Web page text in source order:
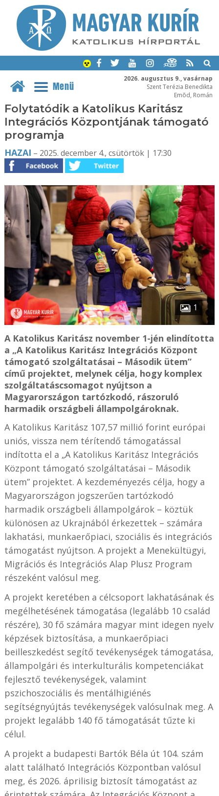
2026. augusztus 9., vasárnap
Szent Terézia Benedikta
Emõd, Román
Menü
Folytatódik a Katolikus Karitász
Integrációs Központjának támogató
programja
HAZAI – 2025. december 4., csütörtök | 17:30
1
A Katolikus Karitász november 1-jén elindította
a „A Katolikus Karitász Integrációs Központ
támogató szolgáltatásai – Második ütem”
című projektet, melynek célja, hogy komplex
szolgáltatáscsomagot nyújtson a
Magyarországon tartózkodó, rászoruló
harmadik országbeli állampolgároknak.
A Katolikus Karitász 107,57 millió forint európai
uniós, vissza nem térítendő támogatással
indította el a „A Katolikus Karitász Integrációs
Központ támogató szolgáltatásai – Második
ütem” projektet. A kezdeményezés célja, hogy a
Magyarországon jogszerűen tartózkodó
harmadik országbeli állampolgárok – köztük
különösen az Ukrajnából érkezettek – számára
lakhatási, munkaerőpiaci, szociális és integrációs
támogatást nyújtson. A projekt a Menekültügyi,
Migrációs és Integrációs Alap Plusz Program
részeként valósul meg.
A projekt keretében a célcsoport lakhatásának és
megélhetésének támogatása (legalább 10 család
részére), 30 fő számára magyar mint idegen nyelv
képzések biztosítása, a munkaerőpiaci
beilleszkedést segítő tevékenységek támogatása,
állampolgári és interkulturális kompetenciákat
fejlesztő tevékenységek, valamint
pszichoszociális és mentálhigiénés
segítségnyújtás tevékenységek valósulnak meg. A
projekt legalább 140 fő támogatását tűzte ki
célul.
A projekt a budapesti Bartók Béla út 104. szám
alatt található Integrációs Központban valósul
meg, és 2026. áprilisig biztosít támogatást az